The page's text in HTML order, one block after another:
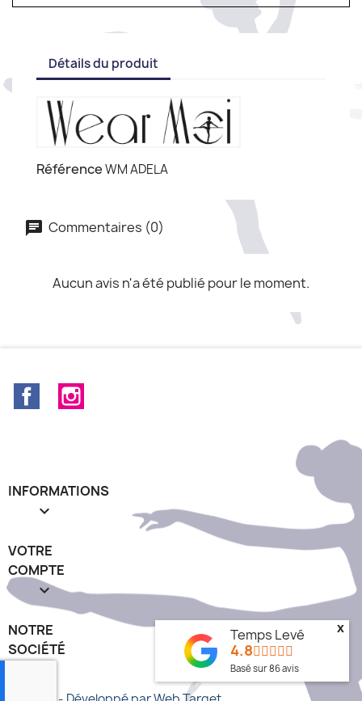
Détails du produit
RéférenceWM ADELA
Commentaires (0)
Aucun avis n'a été publié pour le moment.
Facebook
INFORMATIONS

VOTRE
COMPTE

NOTRE
SOCIÉTÉ
Temps Levé
4.8
Basé sur86avis
x